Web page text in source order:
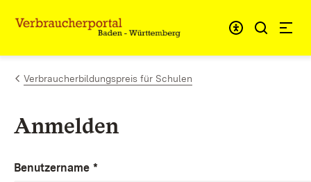
Zum Inhalt springen
Link zur Startseite
Verbraucherbildungspreis für Schulen
Anmelden
Benutzername *